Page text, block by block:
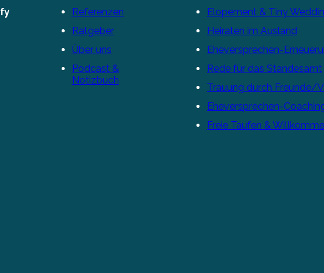
Referenzen
Ratgeber
Über uns
Podcast &
Notizbuch
Elopement & Tiny
Heiraten im Ausland
Eheversprechen-
Rede für das Standesamt
Trauung durch Freunde/
Eheversprechen-
Freie Taufen &